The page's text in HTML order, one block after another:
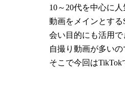
10～20代を中心に
動画をメインとす
会い目的にも活用で
自撮り動画が多い
そこで今回はTikTok